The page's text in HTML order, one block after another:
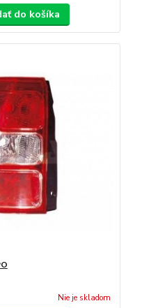
do košíka
Nie je skladom